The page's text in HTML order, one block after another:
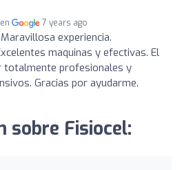
7 years ago
Maravillosa experiencia.
maquinas y efectivas. El
totalmente profesionales y
Gracias por ayudarme.
sobre Fisiocel: